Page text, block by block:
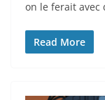
on le ferait avec
Read More